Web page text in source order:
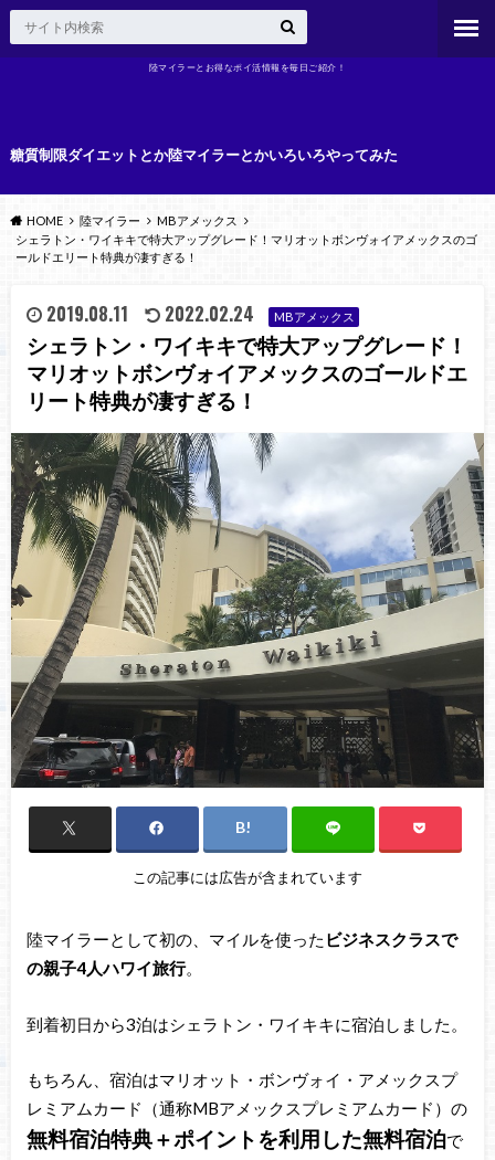
陸マイラーとお得なポイ活情報を毎日ご紹介！
糖質制限ダイエットとか陸マイラーとかいろいろやってみた
HOME 陸マイラー
MBアメックス
シェラトン・ワイキキで特大アップグレード！マリオットボンヴォイアメックスのゴ
ールドエリート特典が凄すぎる！
2019.08.11 2022.02.24 MBアメックス
シェラトン・ワイキキで特大アップグレード！
マリオットボンヴォイアメックスのゴールドエ
リート特典が凄すぎる！
この記事には広告が含まれています
陸マイラーとして初の、マイルを使った ビジネスクラスで
の親子4人ハワイ旅行。
到着初日から3泊はシェラトン・ワイキキに宿泊しました。
もちろん、宿泊はマリオット・ボンヴォイ・アメックスプ
レミアムカード（通称MBアメックスプレミアムカード）の
無料宿泊特典＋ポイントを利用した無料宿泊で